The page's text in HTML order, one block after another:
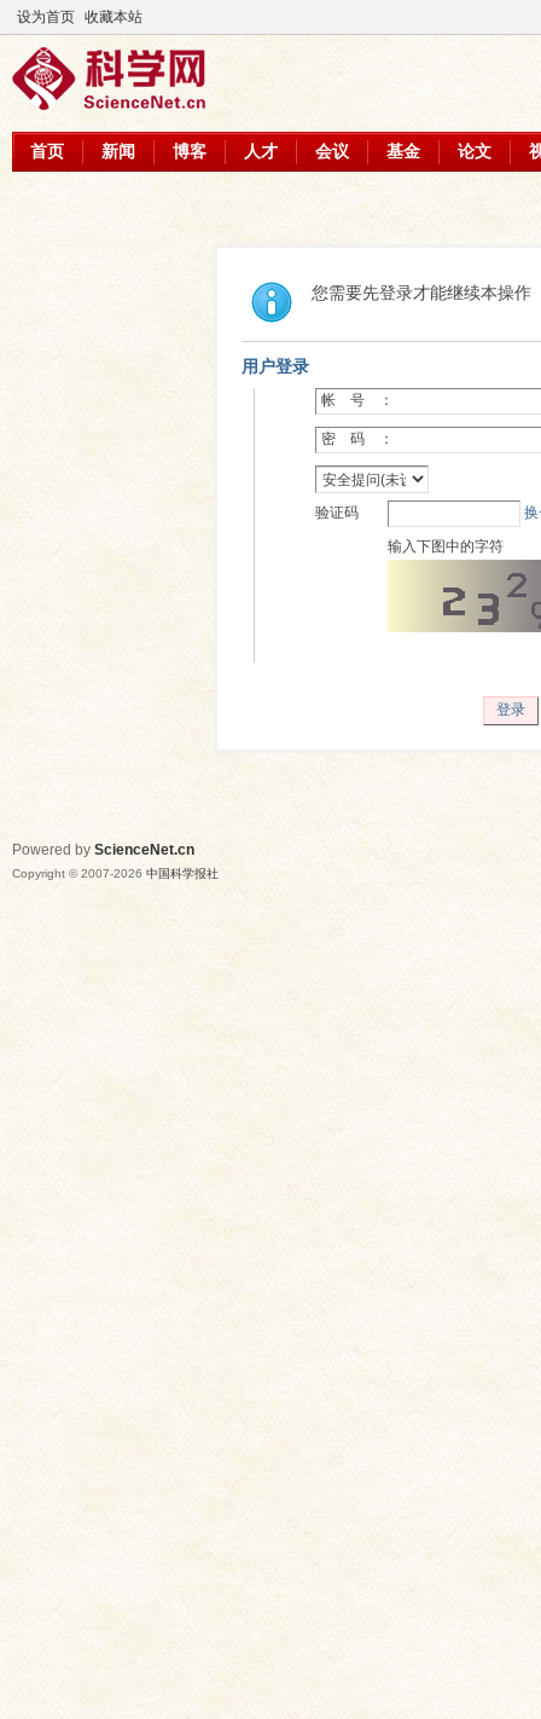
设为首页 收藏本站
首页 新闻 博客 人才 会议 基金 论文
您需要先登录才能继续本操作
用户登录
帐 号 ：
密 码 ：
验证码
输入下图中的字符
登录
Powered by ScienceNet.cn
Copyright © 2007-2026 中国科学报社